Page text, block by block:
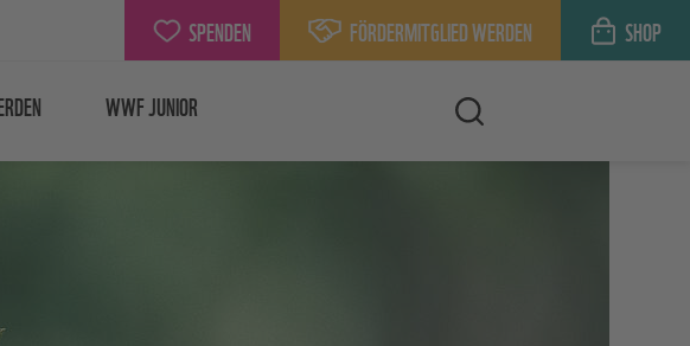
SPENDEN FÖRDERMITGLIED WERDEN SHOP
WWF JUNIOR